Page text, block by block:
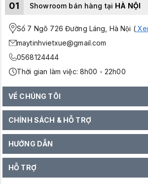
01 Showroom bán hàng tại HÀ NỘI
Số 7 Ngõ 726 Đường Láng, Hà Nội (
maytinhvietxue@gmail.com
0568124444
Thời gian làm việc: 8h00 - 22h00
VỀ CHÚNG TÔI
CHÍNH SÁCH & HỖ TRỢ
HƯỚNG DẪN
HỖ TRỢ